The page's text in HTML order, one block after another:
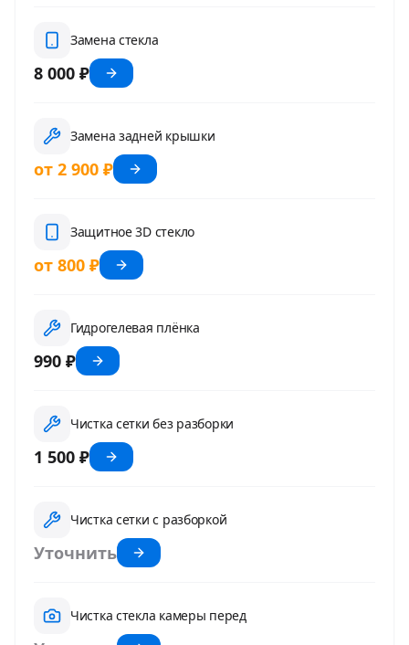
Замена стекла
8 000 ₽
Замена задней крышки
от 2 900 ₽
Защитное 3D стекло
от 800 ₽
Гидрогелевая плёнка
990 ₽
Чистка сетки без разборки
1 500 ₽
Чистка сетки с разборкой
Уточнить
Чистка стекла камеры перед